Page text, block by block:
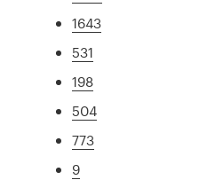
1643
531
198
504
773
9